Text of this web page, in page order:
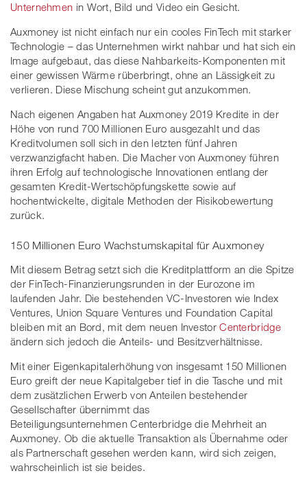
Unternehmen in Wort, Bild und Video ein Gesicht.
Auxmoney ist nicht einfach nur ein cooles FinTech mit starker
Technologie – das Unternehmen wirkt nahbar und hat sich ein
Image aufgebaut, das diese Nahbarkeits-Komponenten mit
einer gewissen Wärme rüberbringt, ohne an Lässigkeit zu
verlieren. Diese Mischung scheint gut anzukommen.
Nach eigenen Angaben hat Auxmoney 2019 Kredite in der
Höhe von rund 700 Millionen Euro ausgezahlt und das
Kreditvolumen soll sich in den letzten fünf Jahren
verzwanzigfacht haben. Die Macher von Auxmoney führen
ihren Erfolg auf technologische Innovationen entlang der
gesamten Kredit-Wertschöpfungskette sowie auf
hochentwickelte, digitale Methoden der Risikobewertung
zurück.
150 Millionen Euro Wachstumskapital für Auxmoney
Mit diesem Betrag setzt sich die Kreditplattform an die Spitze
der FinTech-Finanzierungsrunden in der Eurozone im
laufenden Jahr. Die bestehenden VC-Investoren wie Index
Ventures, Union Square Ventures und Foundation Capital
bleiben mit an Bord, mit dem neuen InvestorCenterbridge
ändern sich jedoch die Anteils- und Besitzverhältnisse.
Mit einer Eigenkapitalerhöhung von insgesamt 150 Millionen
Euro greift der neue Kapitalgeber tief in die Tasche und mit
dem zusätzlichen Erwerb von Anteilen bestehender
Gesellschafter übernimmt das
Beteiligungsunternehmen Centerbridge die Mehrheit an
Auxmoney. Ob die aktuelle Transaktion als Übernahme oder
als Partnerschaft gesehen werden kann, wird sich zeigen,
wahrscheinlich ist sie beides.